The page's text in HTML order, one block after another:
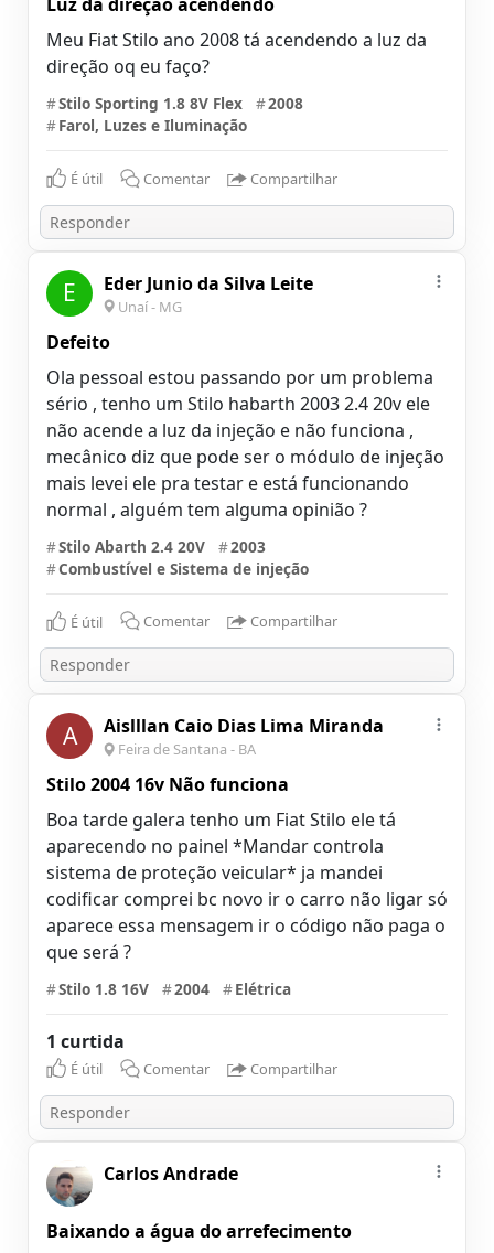
Meu Fiat Stilo ano 2008 tá acendendo a luz da
direção oq eu faço?
#Stilo Sporting 1.8 8V Flex #2008
#Farol, Luzes e Iluminação
É útil Comentar Compartilhar
E Eder Junio da Silva Leite
Unaí - MG
Defeito
Ola pessoal estou passando por um problema
sério , tenho um Stilo habarth 2003 2.4 20v ele
não acende a luz da injeção e não funciona ,
mecânico diz que pode ser o módulo de injeção
mais levei ele pra testar e está funcionando
normal , alguém tem alguma opinião ?
#Stilo Abarth 2.4 20V #2003
#Combustível e Sistema de injeção
É útil Comentar Compartilhar
A Aislllan Caio Dias Lima Miranda
Feira de Santana - BA
Stilo 2004 16v Não funciona
Boa tarde galera tenho um Fiat Stilo ele tá
aparecendo no painel *Mandar controla
sistema de proteção veicular* ja mandei
codificar comprei bc novo ir o carro não ligar só
aparece essa mensagem ir o código não paga o
que será ?
#Stilo 1.8 16V #2004 #Elétrica
1 curtida
É útil Comentar Compartilhar
Carlos Andrade
Baixando a água do arrefecimento